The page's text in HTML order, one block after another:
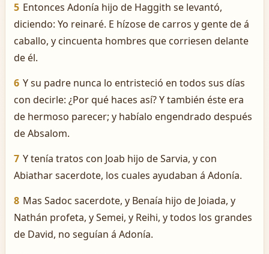
5 Entonces Adonía hijo de Haggith se levantó,
diciendo: Yo reinaré. E hízose de carros y gente de á
caballo, y cincuenta hombres que corriesen delante
de él.
6 Y su padre nunca lo entristeció en todos sus días
con decirle: ¿Por qué haces así? Y también éste era
de hermoso parecer; y habíalo engendrado después
de Absalom.
7 Y tenía tratos con Joab hijo de Sarvia, y con
Abiathar sacerdote, los cuales ayudaban á Adonía.
8 Mas Sadoc sacerdote, y Benaía hijo de Joiada, y
Nathán profeta, y Semei, y Reihi, y todos los grandes
de David, no seguían á Adonía.